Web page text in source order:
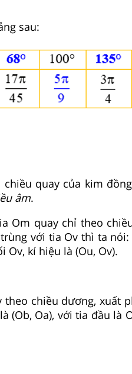
sau:
quay của kim
âm.
Om quay chỉ theo
với tia Ov thì ta
kí hiệu là (Ou, Ov).
chiều dương, xuất
(Ob, Oa), với tia đầu là